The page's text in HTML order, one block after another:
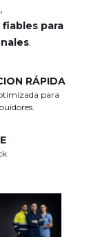
para
.
RÁPIDA
para